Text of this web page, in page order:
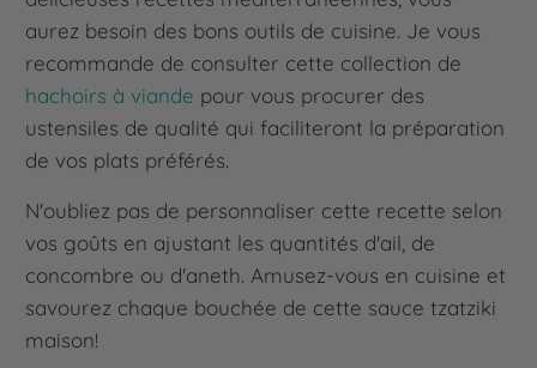
aurez besoin des bons outils de cuisine. Je vous
recommande de consulter cette collection de
hachoirs à viande pour vous procurer des
ustensiles de qualité qui faciliteront la préparation
de vos plats préférés.
N'oubliez pas de personnaliser cette recette selon
vos goûts en ajustant les quantités d'ail, de
concombre ou d'aneth. Amusez-vous en cuisine et
savourez chaque bouchée de cette sauce tzatziki
maison!